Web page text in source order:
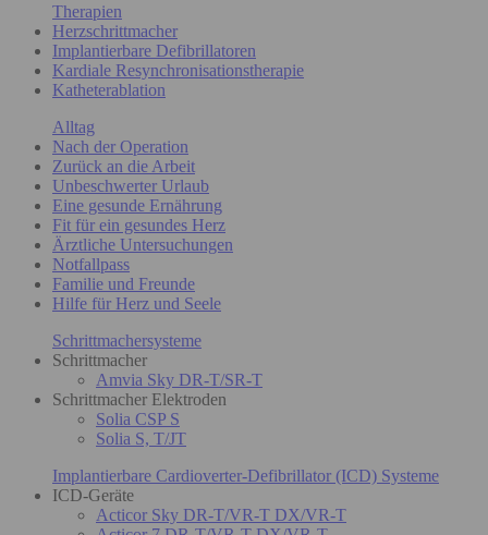
Therapien
Herzschrittmacher
Implantierbare Defibrillatoren
Kardiale Resynchronisationstherapie
Katheterablation
Alltag
Nach der Operation
Zurück an die Arbeit
Unbeschwerter Urlaub
Eine gesunde Ernährung
Fit für ein gesundes Herz
Ärztliche Untersuchungen
Notfallpass
Familie und Freunde
Hilfe für Herz und Seele
Schrittmachersysteme
Schrittmacher
Amvia Sky DR-T/SR-T
Schrittmacher Elektroden
Solia CSP S
Solia S, T/JT
Implantierbare Cardioverter-Defibrillator (ICD) Systeme
ICD-Geräte
Acticor Sky DR-T/VR-T DX/VR-T